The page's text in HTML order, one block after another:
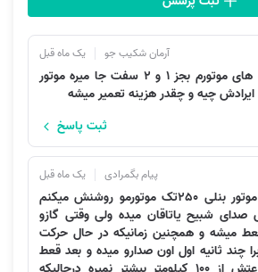
شبانه‌روزی شرق تهران برای مثال تیم «تعمیر
سیکلت غرب تهران
سیکلت شمال و جنوب تهران
موتورسیکلت در محل با آچاره
تعمیر موتور سیکلت آچارهبرای ثبت
سیکلت در محل ، می‌توانید از دو روش استفاده
آرمان شکیب جو یک ماه قبل
سلام وقت بخیر دنده های موتورم بجز 1 و 2 سفت جا میره موتور
ثبت پاسخ
پیام بگمرادی یک ماه قبل
سلام خسته نباشیم موتور بنلی 250تک موتورمو روشنش میکنم
صدای شبیح یاتاقان میده ولی وقتی گازو
میشه و همچنین زمانیکه در حال حرکت
چند ثانیه اول اون صدارو میده و بعد قعط